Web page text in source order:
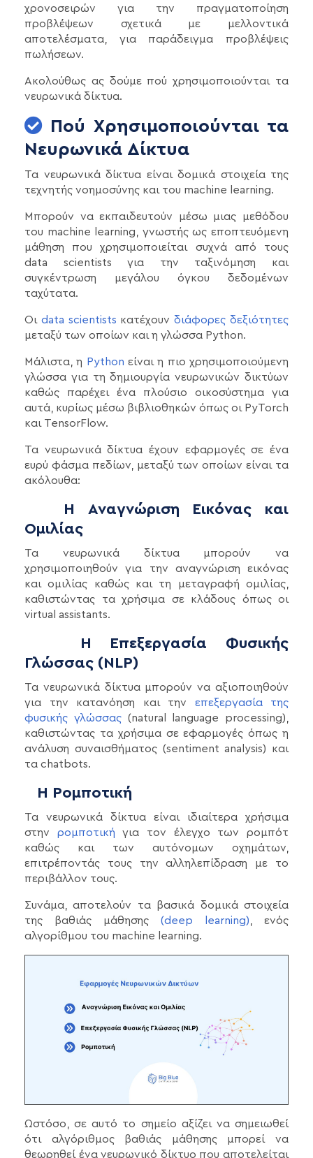
χρονοσειρών για την πραγματοποίηση
προβλέψεων σχετικά με μελλοντικά
αποτελέσματα, για παράδειγμα προβλέψεις
πωλήσεων.
Ακολούθως ας δούμε πού χρησιμοποιούνται τα
νευρωνικά δίκτυα.
Πού Χρησιμοποιούνται τα
Νευρωνικά Δίκτυα
Τα νευρωνικά δίκτυα είναι δομικά στοιχεία της
τεχνητής νοημοσύνης και του machine learning.
Μπορούν να εκπαιδευτούν μέσω μιας μεθόδου
του machine learning, γνωστής ως εποπτευόμενη
μάθηση που χρησιμοποιείται συχνά από τους
data scientists για την ταξινόμηση και
συγκέντρωση μεγάλου όγκου δεδομένων
ταχύτατα.
Οι data scientists κατέχουνδιάφορες δεξιότητες
μεταξύ των οποίων και η γλώσσα Python.
Μάλιστα, η Python είναι η πιο χρησιμοποιούμενη
γλώσσα για τη δημιουργία νευρωνικών δικτύων
καθώς παρέχει ένα πλούσιο οικοσύστημα για
αυτά, κυρίως μέσω βιβλιοθηκών όπως οι PyTorch
και TensorFlow.
Τα νευρωνικά δίκτυα έχουν εφαρμογές σε ένα
ευρύ φάσμα πεδίων, μεταξύ των οποίων είναι τα
ακόλουθα:
Η Αναγνώριση Εικόνας και
Ομιλίας
Τα νευρωνικά δίκτυα μπορούν να
χρησιμοποιηθούν για την αναγνώριση εικόνας
και ομιλίας καθώς και τη μεταγραφή ομιλίας,
καθιστώντας τα χρήσιμα σε κλάδους όπως οι
virtual assistants.
Η Επεξεργασία Φυσικής
Γλώσσας (NLP)
Τα νευρωνικά δίκτυα μπορούν να αξιοποιηθούν
για την κατανόηση και την επεξεργασία της
φυσικής γλώσσας(natural language processing),
καθιστώντας τα χρήσιμα σε εφαρμογές όπως η
ανάλυση συναισθήματος (sentiment analysis) και
τα chatbots.
Η Ρομποτική
Τα νευρωνικά δίκτυα είναι ιδιαίτερα χρήσιμα
στην ρομποτική για τον έλεγχο των ρομπότ
καθώς και των αυτόνομων οχημάτων,
επιτρέποντάς τους την αλληλεπίδραση με το
περιβάλλον τους.
Συνάμα, αποτελούν τα βασικά δομικά στοιχεία
της βαθιάς μάθησης (deep learning) , ενός
αλγορίθμου του machine learning.
Ωστόσο, σε αυτό το σημείο αξίζει να σημειωθεί
ότι αλγόριθμος βαθιάς μάθησης μπορεί να
θεωρηθεί ένα νευρωνικό δίκτυο που αποτελείται